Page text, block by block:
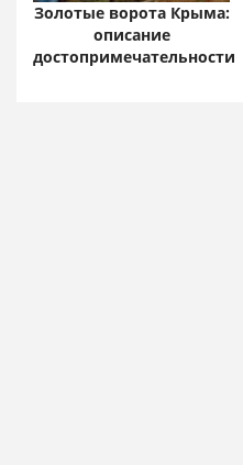
Золотые ворота Крыма:
описание
достопримечательности